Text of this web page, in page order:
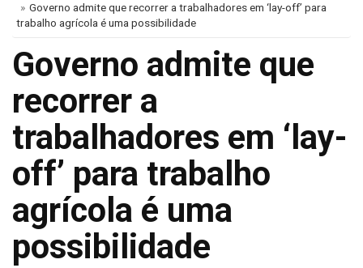
Governo admite que recorrer a trabalhadores em ‘lay-off’ para
trabalho agrícola é uma possibilidade
Governo admite que
recorrer a
trabalhadores em ‘lay-
off’ para trabalho
agrícola é uma
possibilidade